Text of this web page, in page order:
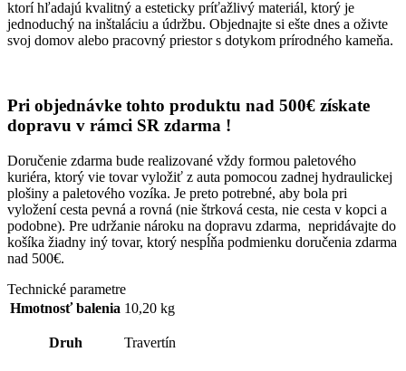
ktorí hľadajú kvalitný a esteticky príťažlivý materiál, ktorý je
jednoduchý na inštaláciu a údržbu. Objednajte si ešte dnes a oživte
svoj domov alebo pracovný priestor s dotykom prírodného kameňa.
Pri objednávke tohto produktu nad 500€ získate
dopravu v rámci SR zdarma !
Doručenie zdarma bude realizované vždy formou paletového
kuriéra, ktorý vie tovar vyložiť z auta pomocou zadnej hydraulickej
plošiny a paletového vozíka. Je preto potrebné, aby bola pri
vyložení cesta pevná a rovná (nie štrková cesta, nie cesta v kopci a
podobne). Pre udržanie nároku na dopravu zdarma, nepridávajte do
košíka žiadny iný tovar, ktorý nespĺňa podmienku doručenia zdarma
nad 500€.
Technické parametre
Hmotnosť balenia 10,20 kg
Druh Travertín